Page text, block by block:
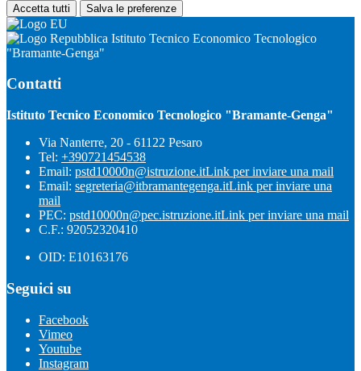
Accetta tutti Salva le preferenze
Istituto Tecnico Economico Tecnologico
"Bramante-Genga"
Contatti
Istituto Tecnico Economico Tecnologico "Bramante-Genga"
Via Nanterre, 20 - 61122 Pesaro
Tel: +390721454538
Email: pstd10000n@istruzione.itLink per inviare una mail
Email: segreteria@itbramantegenga.itLink per inviare una
mail
PEC: pstd10000n@pec.istruzione.itLink per inviare una mail
C.F.: 92052320410
OID: E10163176
Seguici su
Facebook
Vimeo
Youtube
Instagram